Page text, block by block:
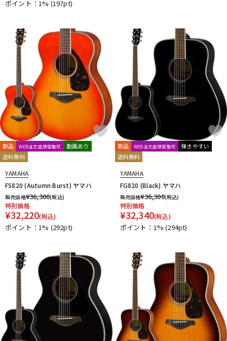
ポイント：1% (197pt)
新品 WEB注文店頭受取可
動画あり
送料無料
YAMAHA
FS820 (Autumn Burst) ヤマハ
販売価格¥36,300(税込)
特別価格
¥32,220(税込)
ポイント：1% (292pt)
新品 WEB注文店頭受取可
弾きやすい
送料無料
YAMAHA
FG820 (Black) ヤマハ
販売価格¥36,300(税込)
特別価格
¥32,340(税込)
ポイント：1%(294pt)